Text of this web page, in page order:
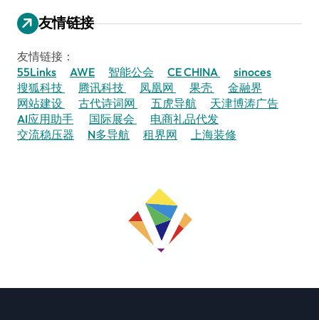
友情链接
友情链接：
55Links
AWE 智能公会 CE CHINA
sinoces
搜狐科技
腾讯科技 凤凰网 果壳
金融界
网站建设
古代诗词网 五虎导航
天津博涛广告
AI应用助手
国际展会
电商礼品代发
交流稳压器
N多导航 租界网 上海装修